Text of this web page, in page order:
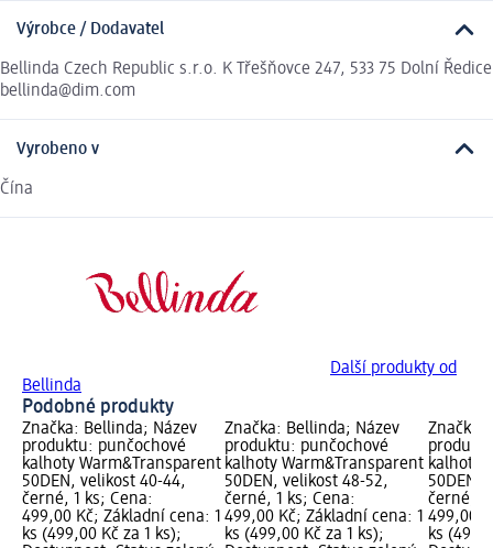
Výrobce / Dodavatel
Bellinda Czech Republic s.r.o. K Třešňovce 247, 533 75 Dolní Ředice
bellinda@dim.com
Vyrobeno v
Čína
Další produkty od
Bellinda
Podobné produkty
Značka: Bellinda; Název
produktu: punčochové
kalhoty Warm&Transparent
50DEN, velikost 40-44,
černé, 1 ks; Cena:
499,00 Kč; Základní cena: 1
ks (499,00 Kč za 1 ks);
Značka: Bellinda; Název
produktu: punčochové
kalhoty Warm&Transparent
50DEN, velikost 48-52,
černé, 1 ks; Cena:
499,00 Kč; Základní cena: 1
ks (499,00 Kč za 1 ks);
Značka:
kalhoty
50DEN,
černé, 1
499,00
ks